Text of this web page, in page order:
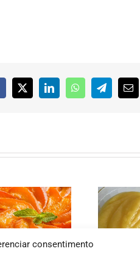
consentimento
X LinkedInWhatsAppTelegram
E-
mail